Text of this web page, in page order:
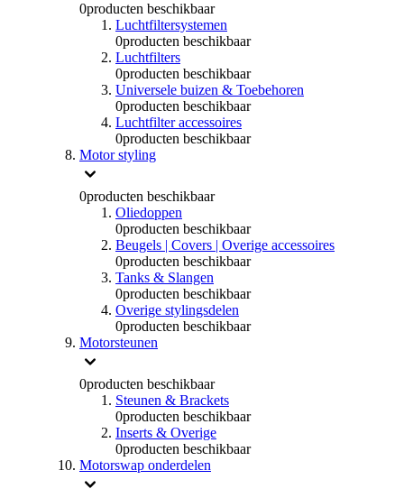
0producten beschikbaar
Luchtfiltersystemen
0producten beschikbaar
Luchtfilters
0producten beschikbaar
Universele buizen & Toebehoren
0producten beschikbaar
Luchtfilter accessoires
0producten beschikbaar
Motor styling
0producten beschikbaar
Oliedoppen
0producten beschikbaar
Beugels | Covers | Overige accessoires
0producten beschikbaar
Tanks & Slangen
0producten beschikbaar
Overige stylingsdelen
0producten beschikbaar
Motorsteunen
0producten beschikbaar
Steunen & Brackets
0producten beschikbaar
Inserts & Overige
0producten beschikbaar
Motorswap onderdelen